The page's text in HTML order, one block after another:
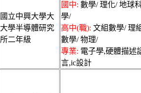
國立中興大學大
大學半導體研究
所二年級
國中: 數學/ 理化/ 地球
學/
高中(職): 文組數學/ 理
數學/ 物理/
專業: 電子學,硬體描述
言,ic設計